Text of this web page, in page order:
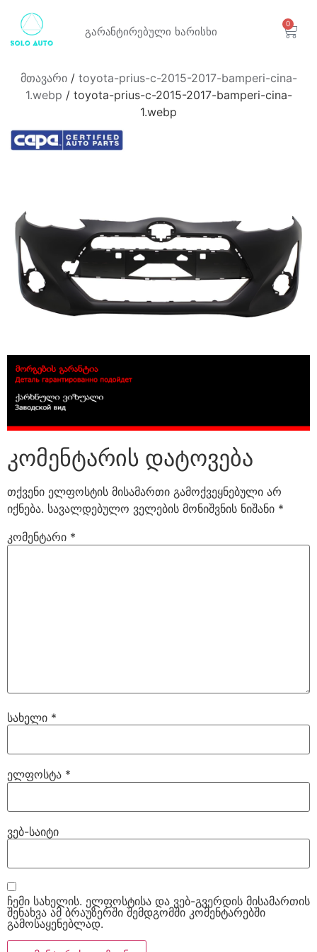
გარანტირებული ხარისხი
0
მთავარი/ toyota-prius-c-2015-2017-bamperi-cina-
1.webp / toyota-prius-c-2015-2017-bamperi-cina-
1.webp
კომენტარის დატოვება
თქვენი ელფოსტის მისამართი გამოქვეყნებული არ
იქნება. სავალდებულო ველების მონიშვნის ნიშანი *
კომენტარი *
სახელი *
ელფოსტა *
ვებ-საიტი
ჩემი სახელის. ელფოსტისა და ვებ-გვერდის მისამართის
შენახვა ამ ბრაუზერში შემდგომში კომენტარებში
გამოსაყენებლად.